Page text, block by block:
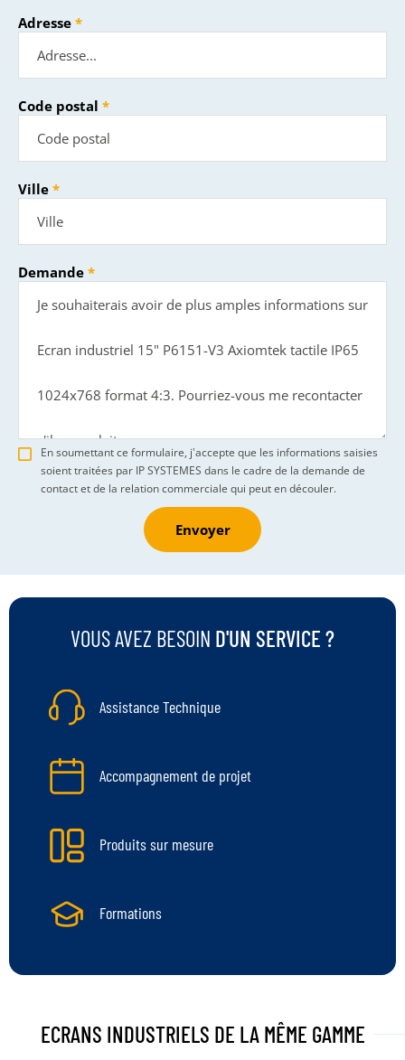
Adresse
Code postal
Ville
Demande
En soumettant ce formulaire, j'accepte que les informations saisies
soient traitées par IP SYSTEMES dans le cadre de la demande de
contact et de la relation commerciale qui peut en découler.
Envoyer
VOUS AVEZ BESOIN D'UN SERVICE ?
Assistance Technique
Accompagnement de projet
Produits sur mesure
Formations
ECRANS INDUSTRIELS DE LA MÊME GAMME